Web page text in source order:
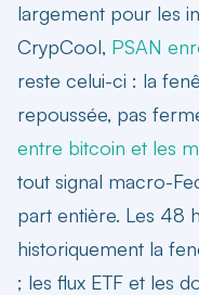
largement pour les
CrypCool, PSAN
reste celui-ci : la
repoussée, pas
entre bitcoin et les
tout signal macro-
part entière. Les 48
historiquement la
; les flux ETF et les